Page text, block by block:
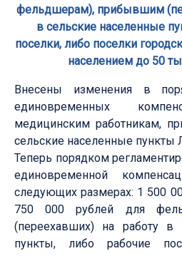
фельдшерам), прибывшим
в сельские населенные
поселки, либо поселки
населением до 50
Внесены изменения в
единовременных
медицинским работникам,
сельские населенные пункты
Теперь порядком
единовременной
следующих размерах: 1 500
750 000 рублей для
(переехавших) на работу в
пункты, либо рабочие